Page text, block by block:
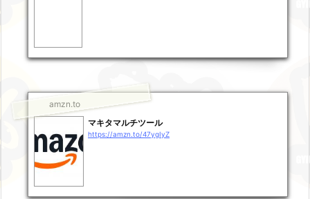
amzn.to
マキタマルチツール
https://amzn.to/47ygIyZ